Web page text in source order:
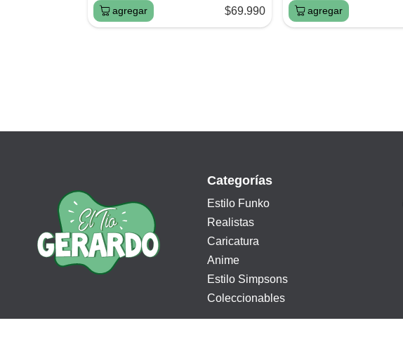
agregar $69.990 agregar
Categorías
Estilo Funko
Realistas
Caricatura
Anime
Estilo Simpsons
Coleccionables